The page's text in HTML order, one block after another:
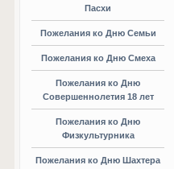
Пасхи
Пожелания ко Дню Семьи
Пожелания ко Дню Смеха
Пожелания ко Дню
Совершеннолетия 18 лет
Пожелания ко Дню
Физкультурника
Пожелания ко Дню Шахтера